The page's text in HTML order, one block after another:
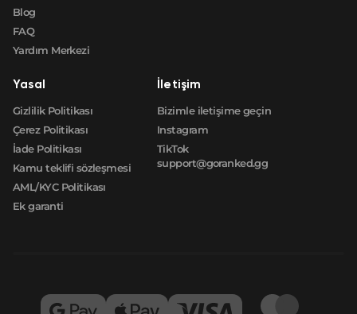
Blog
FAQ
Yardım Merkezi
Yasal
Gizlilik Politikası
Çerez Politikası
İade Politikası
Kamu teklifi sözleşmesi
AML/KYC Politikası
Ek garanti
İletişim
Bizimle iletişime geçin
Instagram
TikTok
support@goranked.gg